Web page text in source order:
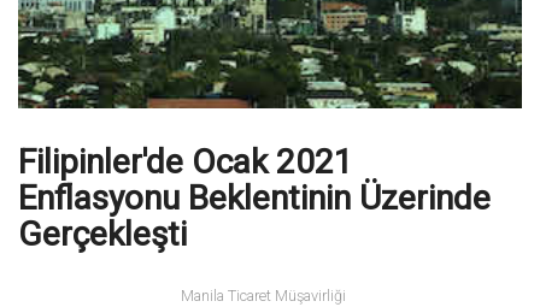
Filipinler'de Ocak 2021
Enflasyonu Beklentinin Üzerinde
Gerçekleşti
Manila Ticaret Müşavirliği